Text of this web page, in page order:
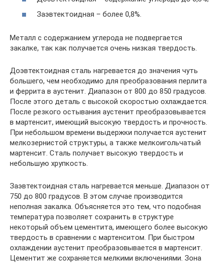
Заэвтектоидная – более 0,8%.
Металл с содержанием углерода не подвергается
закалке, так как получается очень низкая твердость.
Доэвтектоидная сталь нагревается до значения чуть
большего, чем необходимо для преобразования перлита
и феррита в аустенит. Диапазон от 800 до 850 градусов.
После этого деталь с высокой скоростью охлаждается.
После резкого остывания аустенит преобразовывается
в мартенсит, имеющий высокую твердость и прочность.
При небольшом времени выдержки получается аустенит
мелкозернистой структуры, а также мелкоигольчатый
мартенсит. Сталь получает высокую твердость и
небольшую хрупкость.
Заэвтектоидная сталь нагревается меньше. Диапазон от
750 до 800 градусов. В этом случае производится
неполная закалка. Объясняется это тем, что подобная
температура позволяет сохранить в структуре
некоторый объем цементита, имеющего более высокую
твердость в сравнении с мартенситом. При быстром
охлаждении аустенит преобразовывается в мартенсит.
Цементит же сохраняется мелкими включениями. Зона